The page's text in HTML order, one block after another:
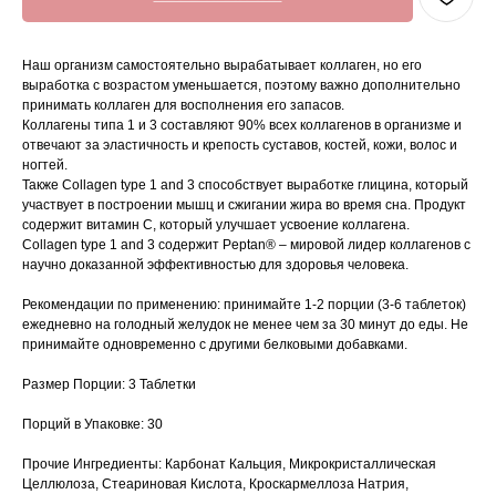
Наш организм самостоятельно вырабатывает коллаген, но его
выработка с возрастом уменьшается, поэтому важно дополнительно
принимать коллаген для восполнения его запасов.
Коллагены типа 1 и 3 составляют 90% всех коллагенов в организме и
отвечают за эластичность и крепость суставов, костей, кожи, волос и
ногтей.
Также Collagen type 1 and 3 способствует выработке глицина, который
участвует в построении мышц и сжигании жира во время сна. Продукт
содержит витамин С, который улучшает усвоение коллагена.
Collagen type 1 and 3 содержит Peptan® – мировой лидер коллагенов с
научно доказанной эффективностью для здоровья человека.
Рекомендации по применению: принимайте 1-2 порции (3-6 таблеток)
ежедневно на голодный желудок не менее чем за 30 минут до еды. Не
принимайте одновременно с другими белковыми добавками.
Размер Порции: 3 Таблетки
Порций в Упаковке: 30
Прочие Ингредиенты: Карбонат Кальция, Микрокристаллическая
Целлюлоза, Стеариновая Кислота, Кроскармеллоза Натрия,